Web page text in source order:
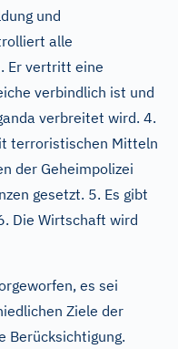
und
alle
Er vertritt eine
verbindlich ist und
verbreitet wird. 4.
terroristischen Mitteln
der Geheimpolizei
gesetzt. 5. Es gibt
Die Wirtschaft wird
es sei
Ziele der
Berücksichtigung.